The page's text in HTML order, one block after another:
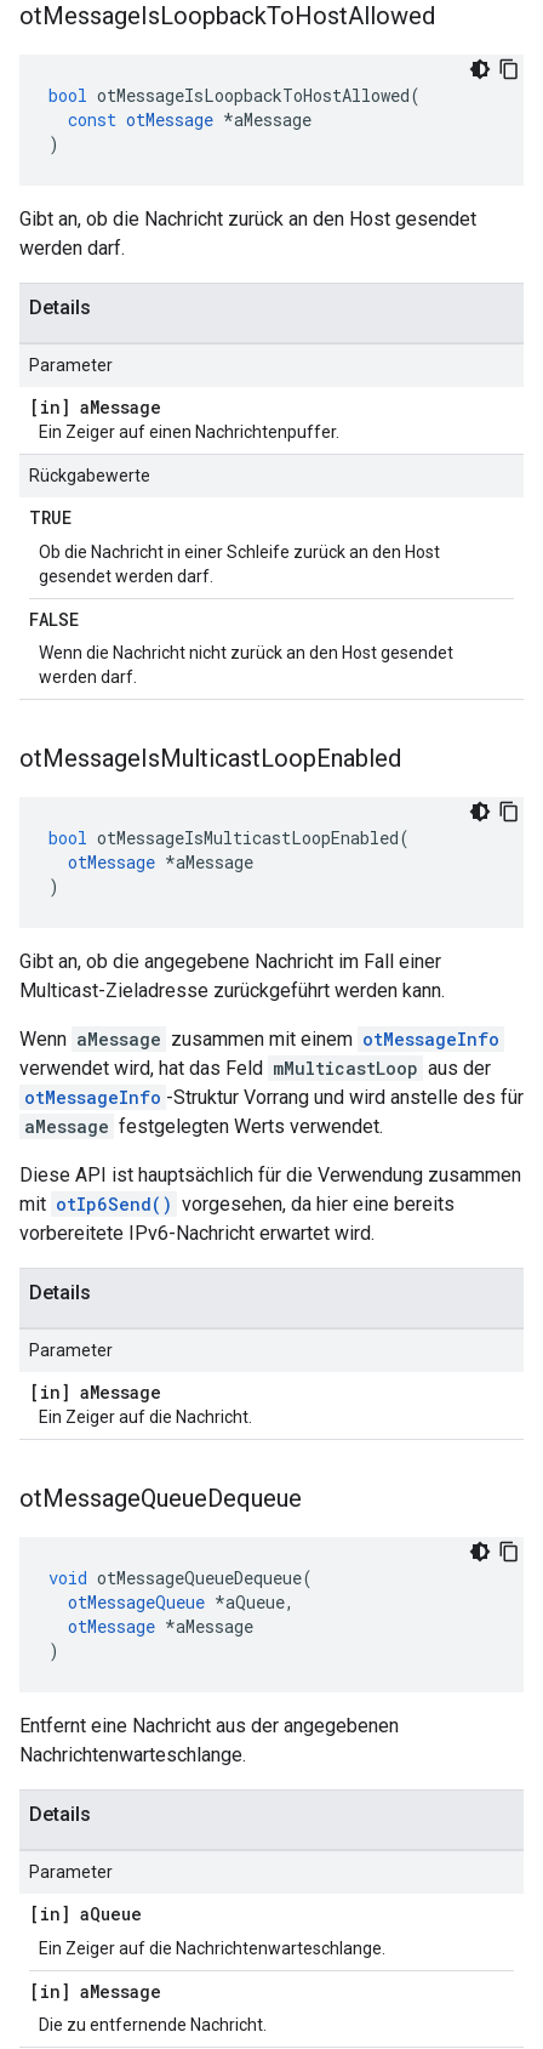
otMessageIsLoopbackToHostAllowed
bool otMessageIsLoopbackToHostAllowed(
const otMessage *aMessage
)
Gibt an, ob die Nachricht zurück an den Host gesendet
werden darf.
Details
Parameter
[in] aMessage
Ein Zeiger auf einen Nachrichtenpuffer.
Rückgabewerte
TRUE
Ob die Nachricht in einer Schleife zurück an den Host
gesendet werden darf.
FALSE
Wenn die Nachricht nicht zurück an den Host gesendet
werden darf.
otMessageIsMulticastLoopEnabled
bool otMessageIsMulticastLoopEnabled(
otMessage *aMessage
)
Gibt an, ob die angegebene Nachricht im Fall einer
Multicast-Zieladresse zurückgeführt werden kann.
Wenn aMessage zusammen mit einem otMessageInfo
verwendet wird, hat das Feld mMulticastLoop aus der
otMessageInfo -Struktur Vorrang und wird anstelle des für
aMessage festgelegten Werts verwendet.
Diese API ist hauptsächlich für die Verwendung zusammen
mit otIp6Send() vorgesehen, da hier eine bereits
vorbereitete IPv6-Nachricht erwartet wird.
Details
Parameter
[in] aMessage
Ein Zeiger auf die Nachricht.
otMessageQueueDequeue
void otMessageQueueDequeue(
otMessageQueue *aQueue,
otMessage *aMessage
)
Entfernt eine Nachricht aus der angegebenen
Nachrichtenwarteschlange.
Details
Parameter
[in] aQueue
Ein Zeiger auf die Nachrichtenwarteschlange.
[in] aMessage
Die zu entfernende Nachricht.